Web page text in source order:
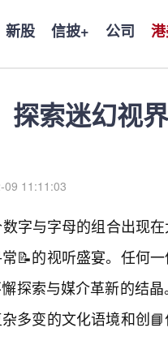
新股 信披+ 公司
索迷幻视
09 11:11:03
字与字母的组合出现
📝的视听盛宴。任何
探索与媒介革新的结晶
多变的文化语境和创